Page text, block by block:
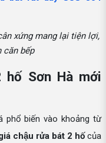
xứng mang lại tiện lợi,
căn bếp
hố Sơn Hà mới
phổ biến vào khoảng từ
chậu rửa bát 2 hốcủa